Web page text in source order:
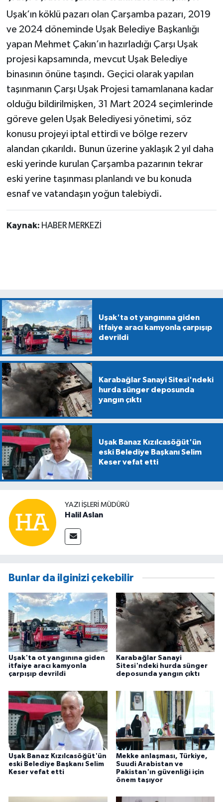
Uşak’ın köklü pazarı olan Çarşamba pazarı, 2019
ve 2024 döneminde Uşak Belediye Başkanlığı
yapan Mehmet Çakın’ın hazırladığı Çarşı Uşak
projesi kapsamında, mevcut Uşak Belediye
binasının önüne taşındı. Geçici olarak yapılan
taşınmanın Çarşı Uşak Projesi tamamlanana kadar
olduğu bildirilmişken, 31 Mart 2024 seçimlerinde
göreve gelen Uşak Belediyesi yönetimi, söz
konusu projeyi iptal ettirdi ve bölge rezerv
alandan çıkarıldı. Bunun üzerine yaklaşık 2 yıl daha
eski yerinde kurulan Çarşamba pazarının tekrar
eski yerine taşınması planlandı ve bu konuda
esnaf ve vatandaşın yoğun talebiydi.
Kaynak: HABER MERKEZİ
Uşak'ta ot yangınına giden
itfaiye aracı kamyonla çarpışıp
devrildi
Karabağlar Sanayi Sitesi'ndeki
hurda sünger deposunda
yangın çıktı
Uşak Banaz Kızılcasöğüt'ün
eski Belediye Başkanı Selim
Keser vefat etti
YAZI İŞLERİ MÜDÜRÜ
Halil Aslan
Bunlar da ilginizi çekebilir
Uşak'ta ot yangınına giden
itfaiye aracı kamyonla
çarpışıp devrildi
Karabağlar Sanayi
Sitesi'ndeki hurda sünger
deposunda yangın çıktı
Uşak Banaz Kızılcasöğüt'ün
eski Belediye Başkanı Selim
Keser vefat etti
Mekke anlaşması, Türkiye,
Suudi Arabistan ve
Pakistan'ın güvenliği için
önem taşıyor